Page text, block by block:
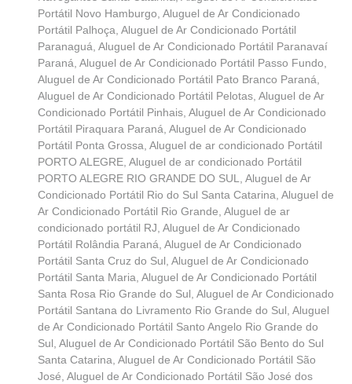
Portátil Novo Hamburgo, Aluguel de Ar Condicionado
Portátil Palhoça, Aluguel de Ar Condicionado Portátil
Paranaguá, Aluguel de Ar Condicionado Portátil Paranavaí
Paraná, Aluguel de Ar Condicionado Portátil Passo Fundo,
Aluguel de Ar Condicionado Portátil Pato Branco Paraná,
Aluguel de Ar Condicionado Portátil Pelotas, Aluguel de Ar
Condicionado Portátil Pinhais, Aluguel de Ar Condicionado
Portátil Piraquara Paraná, Aluguel de Ar Condicionado
Portátil Ponta Grossa, Aluguel de ar condicionado Portátil
PORTO ALEGRE, Aluguel de ar condicionado Portátil
PORTO ALEGRE RIO GRANDE DO SUL, Aluguel de Ar
Condicionado Portátil Rio do Sul Santa Catarina, Aluguel de
Ar Condicionado Portátil Rio Grande, Aluguel de ar
condicionado portátil RJ, Aluguel de Ar Condicionado
Portátil Rolândia Paraná, Aluguel de Ar Condicionado
Portátil Santa Cruz do Sul, Aluguel de Ar Condicionado
Portátil Santa Maria, Aluguel de Ar Condicionado Portátil
Santa Rosa Rio Grande do Sul, Aluguel de Ar Condicionado
Portátil Santana do Livramento Rio Grande do Sul, Aluguel
de Ar Condicionado Portátil Santo Angelo Rio Grande do
Sul, Aluguel de Ar Condicionado Portátil São Bento do Sul
Santa Catarina, Aluguel de Ar Condicionado Portátil São
José, Aluguel de Ar Condicionado Portátil São José dos